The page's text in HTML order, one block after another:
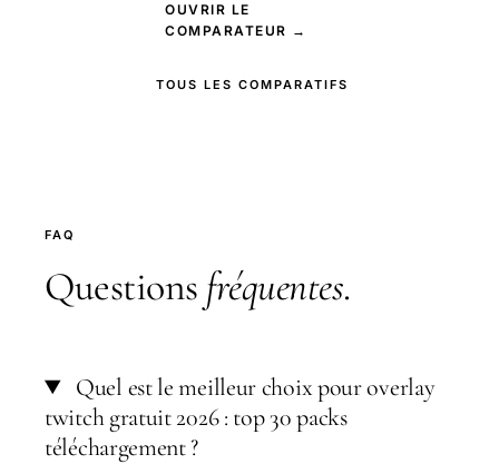
OUVRIR LE
COMPARATEUR →
TOUS LES COMPARATIFS
FAQ
Questions fréquentes.
Quel est le meilleur choix pour overlay
twitch gratuit 2026 : top 30 packs
téléchargement ?